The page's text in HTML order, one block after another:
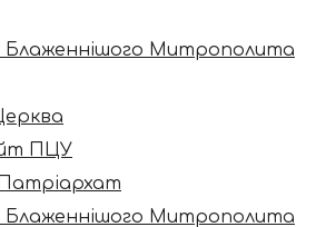
Блаженнішого Митрополита
ПЦУ
Патріархат
Блаженнішого Митрополита